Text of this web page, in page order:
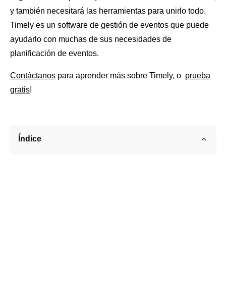
y también necesitará las herramientas para unirlo todo.
Timely es un software de gestión de eventos que puede
ayudarlo con muchas de sus necesidades de
planificación de eventos.
Contáctanos para aprender más sobre Timely, o prueba
gratis!
Índice